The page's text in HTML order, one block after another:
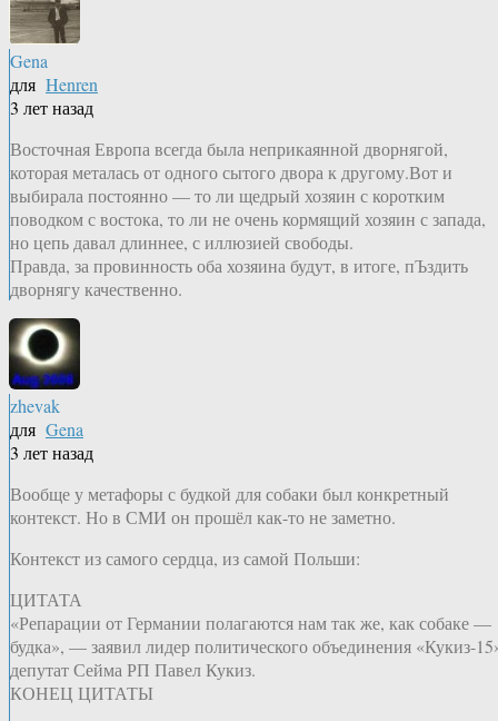
Gena
для Henren
3 лет назад
Восточная Европа всегда была неприкаянной дворнягой,
которая металась от одного сытого двора к другому.Вот и
выбирала постоянно — то ли щедрый хозяин с коротким
поводком с востока, то ли не очень кормящий хозяин с запада,
но цепь давал длиннее, с иллюзией свободы.
Правда, за провинность оба хозяина будут, в итоге, пЪздить
дворнягу качественно.
zhevak
для Gena
3 лет назад
Вообще у метафоры с будкой для собаки был конкретный
контекст. Но в СМИ он прошёл как-то не заметно.
Контекст из самого сердца, из самой Польши:
ЦИТАТА
«Репарации от Германии полагаются нам так же, как собаке —
будка», — заявил лидер политического объединения «Кукиз-
депутат Сейма РП Павел Кукиз.
КОНЕЦ ЦИТАТЫ